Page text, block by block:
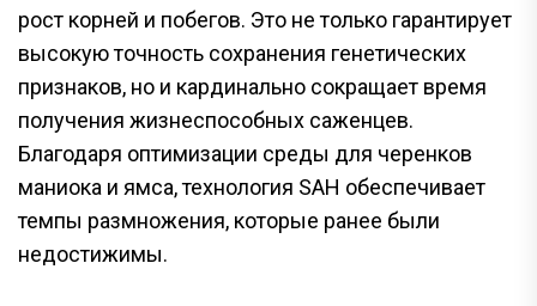
рост корней и побегов. Это не только гарантирует
высокую точность сохранения генетических
признаков, но и кардинально сокращает время
получения жизнеспособных саженцев.
Благодаря оптимизации среды для черенков
маниока и ямса, технология SAH обеспечивает
темпы размножения, которые ранее были
недостижимы.